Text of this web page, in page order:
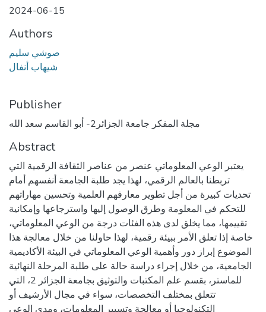
2024-06-15
Authors
صوشي سليم
شيهاب أنفال
Publisher
مجلة المفكر جامعة الجزائر2- أبو القاسم سعد الله
Abstract
يعتبر الوعي المعلوماتي عنصر من عناصر الثقافة الرقمية التي
تربطنا بالعالم الرقمي، لهذا يجد طلبة الجامعة أنفسهم أمام
تحديات كبيرة من أجل تطوير معارفهم العلمية وتحسين مهاراتهم
للتحكم في المعلومة وطرق الوصول إليها واسترجاعها وإمكانية
تقييمها، مما يخلق لدى هذه الفئات درجة من الوعي المعلوماتي،
خاصة إذا تعلق الأمر ببيئة رقمية، لهذا حاولنا من خلال معالجة هذا
الموضوع إبراز دور وأهمية الوعي المعلوماتي في البيئة الأكاديمية
الجامعية، من خلال إجراء دراسة حالة على طلبة المرحلة النهائية
للماستر، بقسم علم المكتبات والتوثيق بجامعة الجزائر 2، التي
تتعلق بمختلف التخصصات، سواء في مجال الأرشيف أو
التكنولوجيا أو معالجة وتسيير المعلومات، ومدى الوعي